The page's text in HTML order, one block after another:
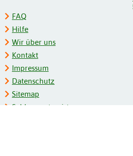
FAQ
Hilfe
Wir über uns
Kontakt
Impressum
Datenschutz
Sitemap
Schlagwortregister